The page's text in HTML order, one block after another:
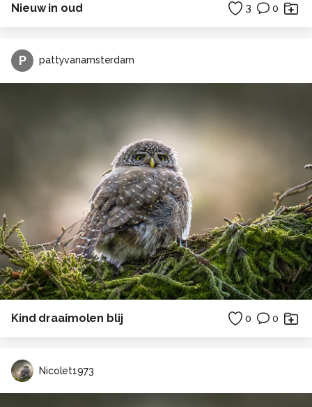
Nieuw in oud 3 0
P pattyvanamsterdam
Kind draaimolen blij 0 0
Nicolet1973